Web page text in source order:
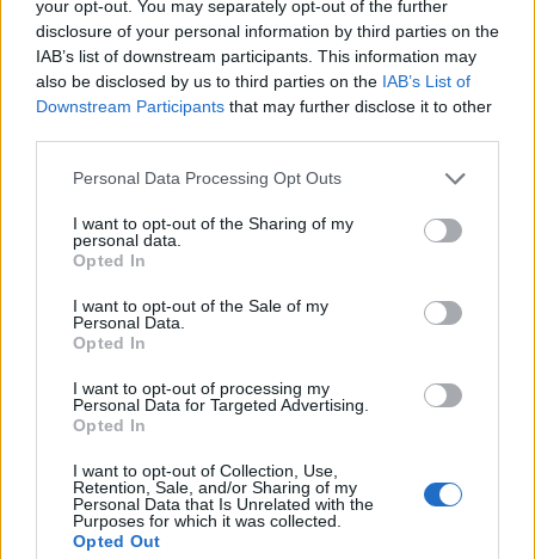
your opt-out. You may separately opt-out of the further
disclosure of your personal information by third parties on the
IAB’s list of downstream participants. This information may
also be disclosed by us to third parties on the IAB’s List of
Downstream Participants that may further disclose it to other
Personal Data Processing Opt Outs
I want to opt-out of the Sharing of my
personal data.
Opted In
I want to opt-out of the Sale of my
Personal Data.
Opted In
I want to opt-out of processing my
Personal Data for Targeted Advertising.
Opted In
I want to opt-out of Collection, Use,
Retention, Sale, and/or Sharing of my
Personal Data that Is Unrelated with the
Purposes for which it was collected.
Opted Out